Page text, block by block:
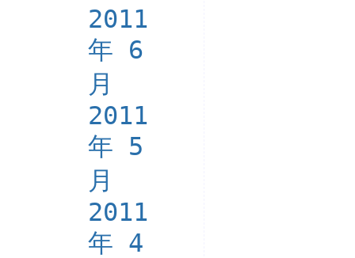
2011
年 6
月
2011
年 5
月
2011
年 4